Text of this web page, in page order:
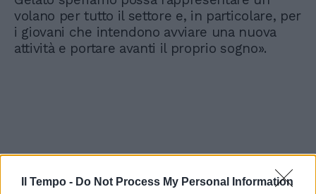
Il Tempo - Do Not Process My Personal Information
volano per tutto il settore e, in particolare, per
i giovani che intendono avviare una nuova
attività e portare avanti il proprio sogno».